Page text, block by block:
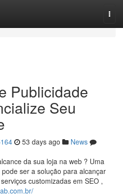
Publicidade
Seu
53 days ago
News
da sua loja na web ? Uma
ser a solução para alcançar
customizadas em SEO ,